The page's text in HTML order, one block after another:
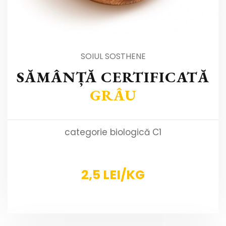
SOIUL SOSTHENE
SĂMÂNȚĂ CERTIFICATĂ
GRÂU
categorie biologică C1
2,5 LEI/KG